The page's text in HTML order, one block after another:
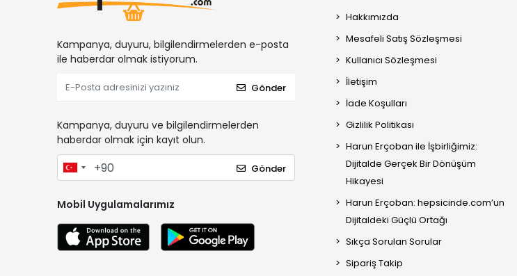
Kampanya, duyuru, bilgilendirmelerden e-posta
ile haberdar olmak istiyorum.
Gönder
Kampanya, duyuru ve bilgilendirmelerden
haberdar olmak için kayıt olun.
Gönder
Mobil Uygulamalarımız
Hakkımızda
Mesafeli Satış Sözleşmesi
Kullanıcı Sözleşmesi
İletişim
İade Koşulları
Gizlilik Politikası
Harun Erçoban ile İşbirliğimiz:
Dijitalde Gerçek Bir Dönüşüm
Hikayesi
Harun Erçoban: hepsicinde.com’un
Dijitaldeki Güçlü Ortağı
Sıkça Sorulan Sorular
Sipariş Takip